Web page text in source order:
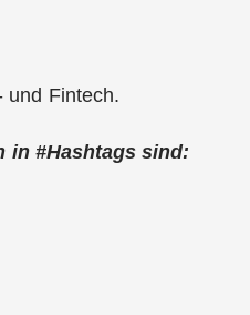
und Fintech.
in #Hashtags sind: